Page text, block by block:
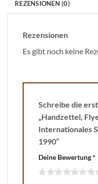
REZENSIONEN (0)
Rezensionen
Es gibt noch keine
Schreibe die
„Handzettel,
Internationales
1990“
Deine Bewertung*